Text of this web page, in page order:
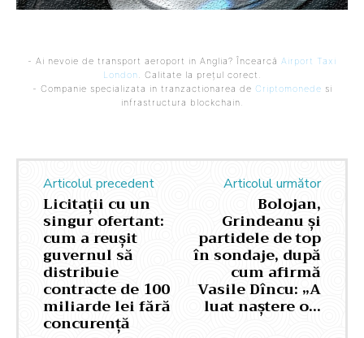
- Ai nevoie de transport aeroport in Anglia? Încearcă Airport Taxi
London. Calitate la prețul corect.
- Companie specializata in tranzactionarea de Criptomonede si
infrastructura blockchain.
Articolul precedent
Licitații cu un
singur ofertant:
cum a reușit
guvernul să
distribuie
contracte de 100
miliarde lei fără
concurență
Articolul următor
Bolojan,
Grindeanu și
partidele de top
în sondaje, după
cum afirmă
Vasile Dîncu: „A
luat naștere o…